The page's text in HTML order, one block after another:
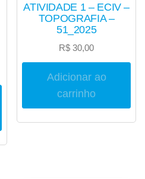
ATIVIDADE 1 – ECIV –
TOPOGRAFIA –
51_2025
R$ 30,00
Adicionar ao
carrinho